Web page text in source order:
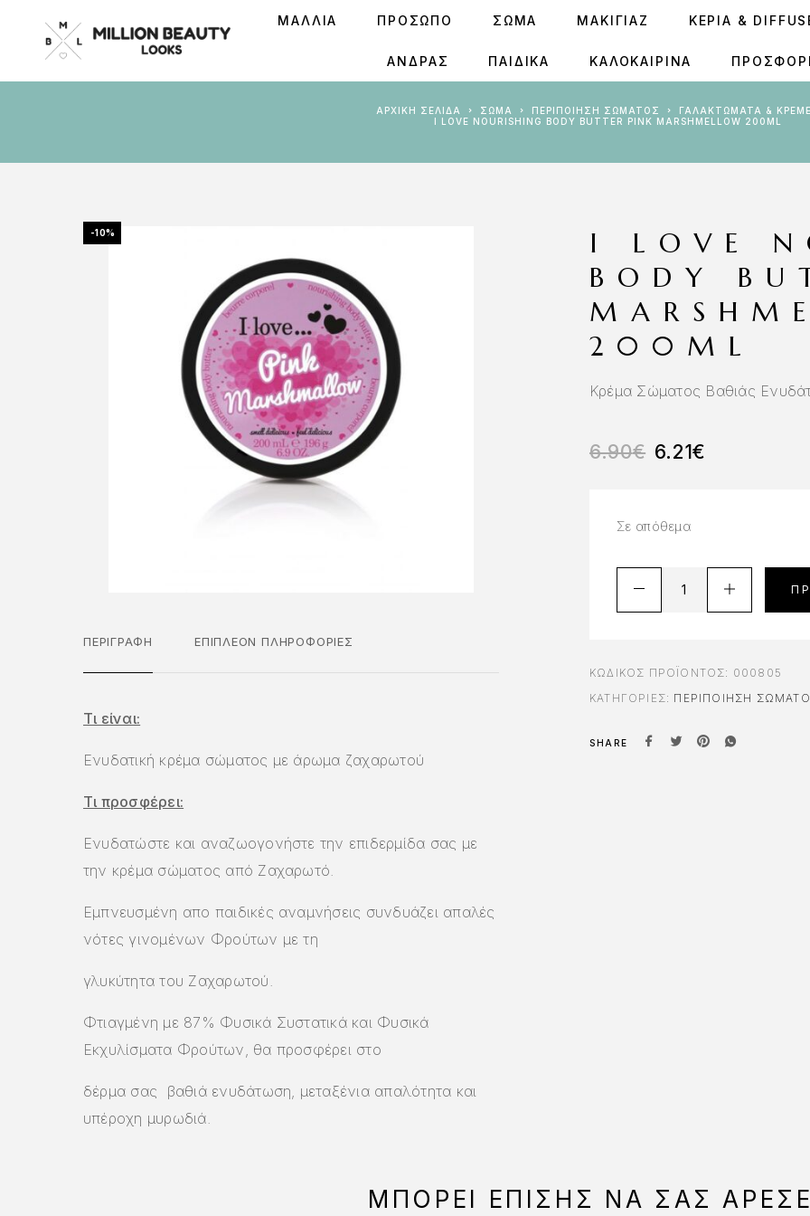
ΜΑΛΛΙΑ ΠΡΟΣΩΠΟ ΣΩΜΑ ΜΑΚΙΓΙΑΖ ΚΕΡΙΆ &
ΆΝΔΡΑΣ ΠΑΙΔΙΚΑ ΚΑΛΟΚΑΙΡΙΝΑ
ΑΡΧΙΚΉ ΣΕΛΊΔΑ ΣΩΜΑ ΠΕΡΙΠΟΊΗΣΗ ΣΏΜΑΤΟΣ
ΓΑΛΑΚΤΏΜΑΤΑ &
I LOVE NOURISHING BODY BUTTER PINK MARSHMELLOW 200ML
-10%
ΠΕΡΙΓΡΑΦΉ ΕΠΙΠΛΈΟΝ ΠΛΗΡΟΦΟΡΊΕΣ
Τι είναι:
Ενυδατική κρέμα σώματος με άρωμα ζαχαρωτού
Τι προσφέρει:
Ενυδατώστε και αναζωογονήστε την επιδερμίδα σας με
την κρέμα σώματος από Ζαχαρωτό.
Εμπνευσμένη απο παιδικές αναμνήσεις συνδυάζει απαλές
νότες γινομένων Φρούτων με τη
γλυκύτητα του Ζαχαρωτού.
Φτιαγμένη με 87% Φυσικά Συστατικά και Φυσικά
Εκχυλίσματα Φρούτων, θα προσφέρει στο
δέρμα σας βαθιά ενυδάτωση, μεταξένια απαλότητα και
υπέροχη μυρωδιά.
I LOVE
BODY
200ML
Κρέμα Σώματος Βαθιάς
6.90€ 6.21€
Σε απόθεμα
ΚΩΔΙΚΌΣ ΠΡΟΪΌΝΤΟΣ: 000805
ΚΑΤΗΓΟΡΊΕΣ: ΠΕΡΙΠΟΊΗΣΗ
SHARE
ΜΠΟΡΕΊ ΕΠΊΣΗΣ ΝΑ ΣΑΣ